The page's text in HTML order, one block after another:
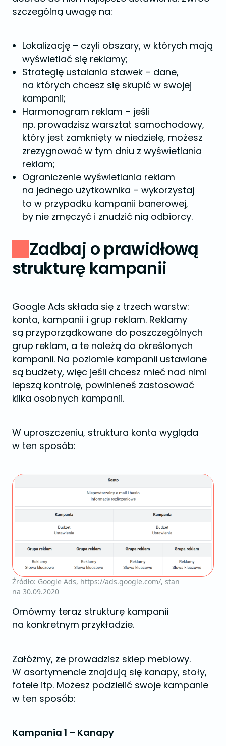
szczególną uwagę na:
Lokalizację – czyli obszary, w których mają
wyświetlać się reklamy;
Strategię ustalania stawek – dane,
na których chcesz się skupić w swojej
kampanii;
Harmonogram reklam – jeśli
np. prowadzisz warsztat samochodowy,
który jest zamknięty w niedzielę, możesz
zrezygnować w tym dniu z wyświetlania
reklam;
Ograniczenie wyświetlania reklam
na jednego użytkownika – wykorzystaj
to w przypadku kampanii banerowej,
by nie zmęczyć i znudzić nią odbiorcy.
Zadbaj o prawidłową
strukturę kampanii
Google Ads składa się z trzech warstw:
konta, kampanii i grup reklam. Reklamy
są przyporządkowane do poszczególnych
grup reklam, a te należą do określonych
kampanii. Na poziomie kampanii ustawiane
są budżety, więc jeśli chcesz mieć nad nimi
lepszą kontrolę, powinieneś zastosować
kilka osobnych kampanii.
W uproszczeniu, struktura konta wygląda
w ten sposób:
Źródło: Google Ads, https://ads.google.com/, stan
na 30.09.2020
Omówmy teraz strukturę kampanii
na konkretnym przykładzie.
Załóżmy, że prowadzisz sklep meblowy.
W asortymencie znajdują się kanapy, stoły,
fotele itp. Możesz podzielić swoje kampanie
w ten sposób:
Kampania 1 – Kanapy